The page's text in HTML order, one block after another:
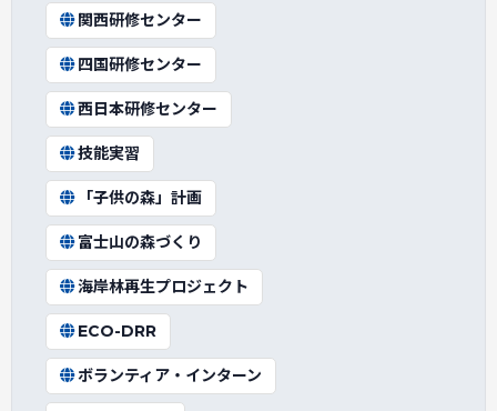
関西研修センター
四国研修センター
西日本研修センター
技能実習
「子供の森」計画
富士山の森づくり
海岸林再生プロジェクト
ECO-DRR
ボランティア・インターン